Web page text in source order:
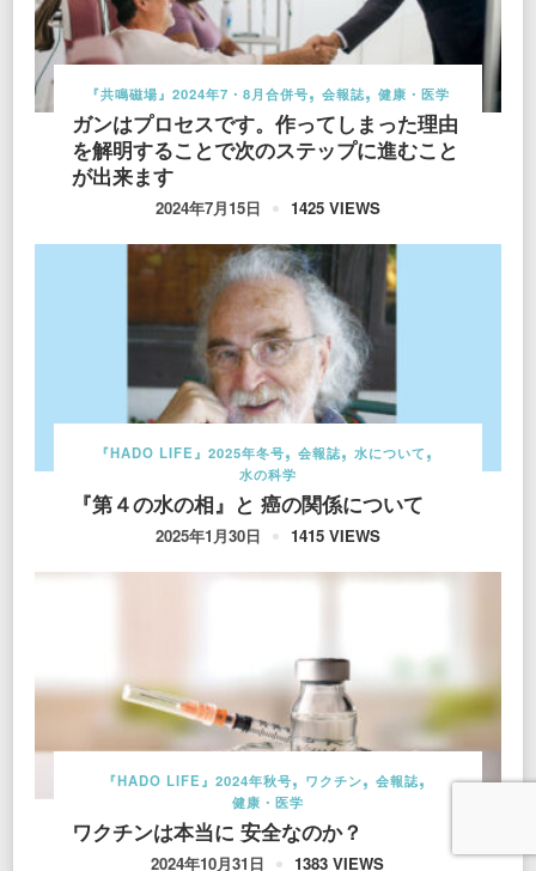
『共鳴磁場』2024年7・8月合併号 会報誌 健康・医学
ガンはプロセスです。作ってしまった理由
を解明することで次のステップに進むこと
が出来ます
2024年7月15日 1425 VIEWS
『HADO LIFE』2025年冬号 会報誌
水について
水の科学
『第４の水の相』と 癌の関係について
2025年1月30日 1415 VIEWS
『HADO LIFE』2024年秋号 ワクチン
会報誌
健康・医学
ワクチンは本当に 安全なのか？
2024年10月31日 1383 VIEWS